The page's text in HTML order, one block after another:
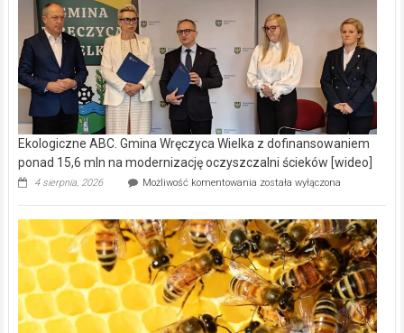
Ekologiczne ABC. Gmina Wręczyca Wielka z dofinansowaniem
ponad 15,6 mln na modernizację oczyszczalni ścieków [wideo]
4 sierpnia, 2026 Możliwość komentowania Ekologiczne
Wręczyca
Wielka
z
dofinansowaniem
ponad
15,6
mln
na
została wyłączona